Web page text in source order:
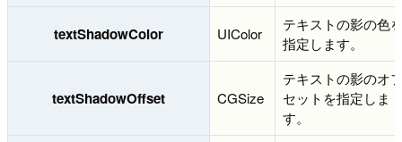
textShadowColor UIColor
テキストの影の色
指定します。
textShadowOffset CGSize
テキストの影のオ
セットを指定しま
す。